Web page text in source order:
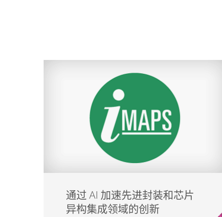
通过 AI 加速先进封装和芯片
异构集成领域的创新